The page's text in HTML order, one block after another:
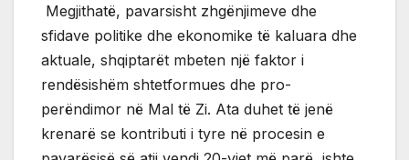
Megjithatë, pavarsisht zhgënjimeve dhe
sfidave politike dhe ekonomike të kaluara dhe
aktuale, shqiptarët mbeten një faktor i
rendësishëm shtetformues dhe pro-
perëndimor në Mal të Zi. Ata duhet të jenë
krenarë se kontributi i tyre në procesin e